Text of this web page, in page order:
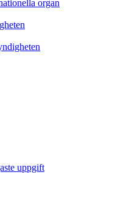
organ
uppgift